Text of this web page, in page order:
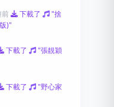
前 下載了
"捨
)"
下載了
"張靚穎
下載了
"野心家